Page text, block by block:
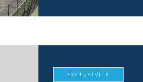
EXCLUSIVITÉ